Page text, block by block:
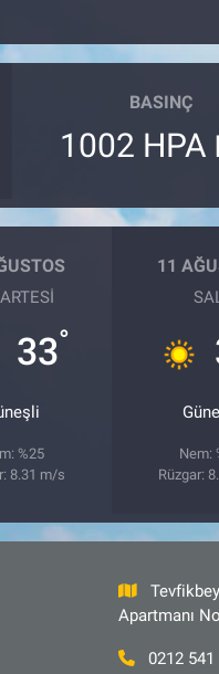
BASINÇ
1002 HPA
33°
%25
8.31 m/s
11
Nem:
Rüzgar:
Apartmanı
0212 541